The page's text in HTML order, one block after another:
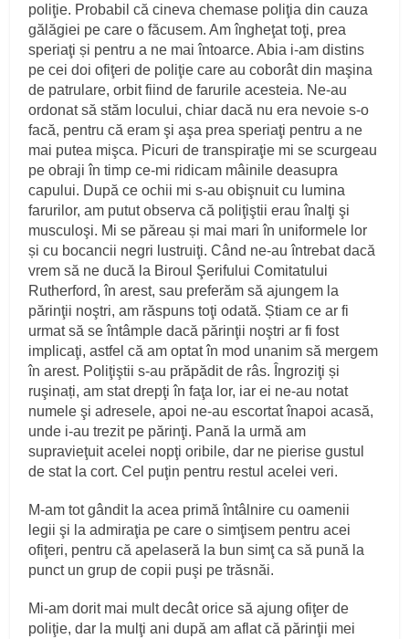
poliţie. Probabil că cineva chemase poliţia din cauza
gălăgiei pe care o făcusem. Am îngheţat toţi, prea
speriaţi și pentru a ne mai întoarce. Abia i‑am distins
pe cei doi ofiţeri de poliţie care au coborât din maşina
de patrulare, orbit fiind de farurile acesteia. Ne‑au
ordonat să stăm locului, chiar dacă nu era nevoie s‑o
facă, pentru că eram şi aşa prea speriaţi pentru a ne
mai putea mişca. Picuri de transpiraţie mi se scurgeau
pe obraji în timp ce‑mi ridicam mâinile deasupra
capului. După ce ochii mi s‑au obişnuit cu lumina
farurilor, am putut observa că poliţiştii erau înalţi şi
musculoşi. Mi se păreau și mai mari în uniformele lor
și cu bocancii negri lustruiţi. Când ne‑au întrebat dacă
vrem să ne ducă la Biroul Şerifului Comitatului
Rutherford, în arest, sau preferăm să ajungem la
părinţii noştri, am răspuns toţi odată. Știam ce ar fi
urmat să se întâmple dacă părinţii noştri ar fi fost
implicaţi, astfel că am optat în mod unanim să mergem
în arest. Poliţiştii s‑au prăpădit de râs. Îngroziţi și
ruşinați, am stat drepţi în faţa lor, iar ei ne‑au notat
numele şi adresele, apoi ne‑au escortat înapoi acasă,
unde i‑au trezit pe părinţi. Pană la urmă am
supravieţuit acelei nopţi oribile, dar ne pierise gustul
de stat la cort. Cel puţin pentru restul acelei veri.
M‑am tot gândit la acea primă întâlnire cu oamenii
legii şi la admiraţia pe care o simţisem pentru acei
ofiţeri, pentru că apelaseră la bun simţ ca să pună la
punct un grup de copii puşi pe trăsnăi.
Mi‑am dorit mai mult decât orice să ajung ofiţer de
poliţie, dar la mulţi ani după am aflat că părinţii mei